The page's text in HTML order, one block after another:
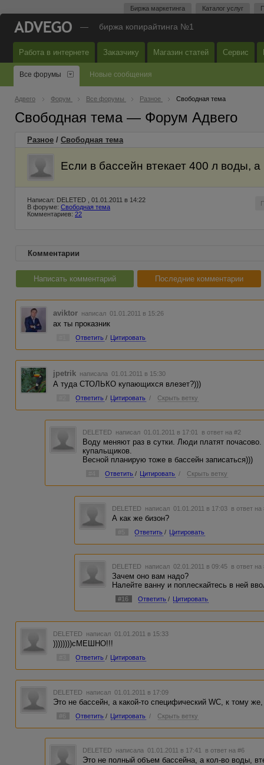
Биржа маркетинга Каталог услуг
— биржа копирайтинга №1
Работа в интернете Заказчику Магазин статей Сервис
Все форумы Новые сообщения
Адвего Форум Все форумы Разное Свободная тема
Свободная тема — Форум Адвего
Разное / Свободная тема
Если в бассейн втекает 400 л воды,
Написал: DELETED , 01.01.2011 в 14:22
В форуме: Свободная тема
Комментариев: 22
Комментарии
Написать комментарий Последние комментарии
aviktor написал 01.01.2011 в 15:26
ах ты проказник
Ответить / Цитировать
jpetrik написала 01.01.2011 в 15:30
А туда СТОЛЬКО купающихся влезет?)))
Ответить / Цитировать / Скрыть ветку
DELETED написал 01.01.2011 в 17:01 в ответ на #2
Воду меняют раз в сутки. Люди платят
купальщиков.
Весной планирую тоже в бассейн записаться)))
Ответить / Цитировать / Скрыть ветку
DELETED написал 01.01.2011 в 17:03 в ответ на
А как же бизон?
Ответить / Цитировать
DELETED написал 02.01.2011 в 09:45 в ответ на
Зачем оно вам надо?
Налейте ванну и поплескайтесь в ней
#16 Ответить / Цитировать
DELETED написал 01.01.2011 в 15:33
))))))))сМЕШНО!!!
Ответить / Цитировать
DELETED написал 01.01.2011 в 17:09
Это не бассейн, а какой-то специфический WC, к тому
#6 Ответить / Цитировать / Скрыть ветку
DELETED написала 01.01.2011 в 17:41 в ответ на #6
Это не полный объем бассейна, а кол-во воды,